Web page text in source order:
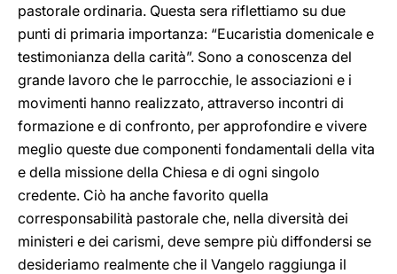
pastorale ordinaria. Questa sera riflettiamo su due
punti di primaria importanza: “Eucaristia domenicale e
testimonianza della carità”. Sono a conoscenza del
grande lavoro che le parrocchie, le associazioni e i
movimenti hanno realizzato, attraverso incontri di
formazione e di confronto, per approfondire e vivere
meglio queste due componenti fondamentali della vita
e della missione della Chiesa e di ogni singolo
credente. Ciò ha anche favorito quella
corresponsabilità pastorale che, nella diversità dei
ministeri e dei carismi, deve sempre più diffondersi se
desideriamo realmente che il Vangelo raggiunga il